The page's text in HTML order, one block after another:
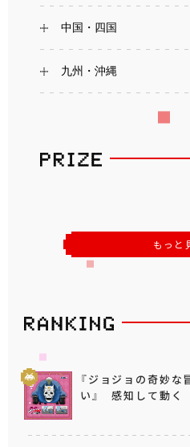
中国・四国
九州・沖縄
もっと
『ジョジョの奇妙
い』 感知して動く